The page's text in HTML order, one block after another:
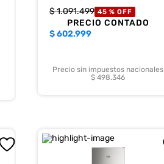
$1.091.499 45 % OFF
PRECIO CONTADO
$602.999
Precio sin impuestos nacionales
$ 498.346